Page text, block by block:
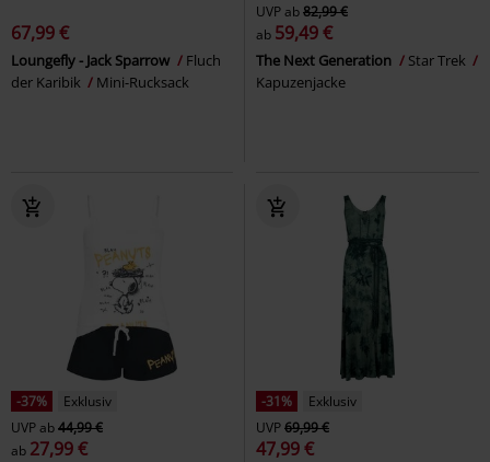
67,99 €
Loungefly - Jack Sparrow
Fluch
der Karibik
Mini-Rucksack
UVPab82,99 €
ab 59,49 €
The Next Generation
Star Trek
Kapuzenjacke
-37%
Exklusiv
UVPab44,99 €
ab 27,99 €
-31%
Exklusiv
UVP69,99 €
47,99 €